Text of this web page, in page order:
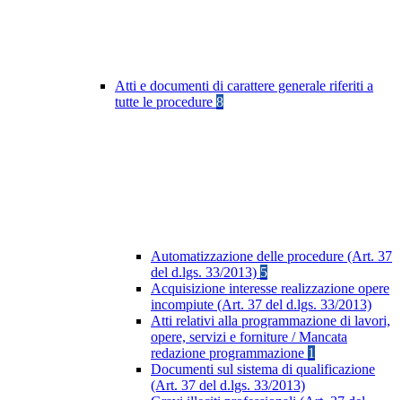
Atti e documenti di carattere generale riferiti a
tutte le procedure 8
Automatizzazione delle procedure (Art. 37
del d.lgs. 33/2013) 5
Acquisizione interesse realizzazione opere
incompiute (Art. 37 del d.lgs. 33/2013)
Atti relativi alla programmazione di lavori,
opere, servizi e forniture / Mancata
redazione programmazione 1
Documenti sul sistema di qualificazione
(Art. 37 del d.lgs. 33/2013)